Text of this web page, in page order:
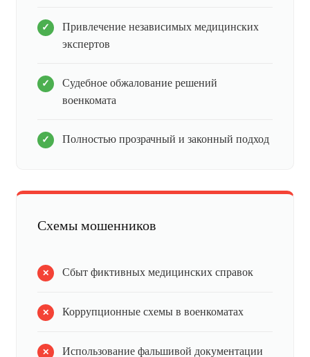
Привлечение независимых медицинских
экспертов
Судебное обжалование решений
военкомата
Полностью прозрачный и законный подход
Схемы мошенников
Сбыт фиктивных медицинских справок
Коррупционные схемы в военкоматах
Использование фальшивой документации